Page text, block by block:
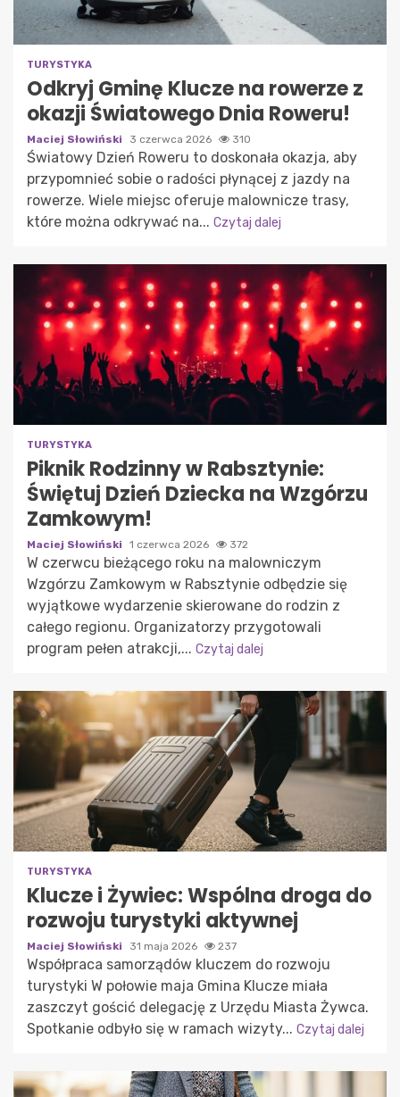
TURYSTYKA
Odkryj Gminę Klucze na rowerze z
okazji Światowego Dnia Roweru!
Maciej Słowiński 3 czerwca 2026 310
Światowy Dzień Roweru to doskonała okazja, aby
przypomnieć sobie o radości płynącej z jazdy na
rowerze. Wiele miejsc oferuje malownicze trasy,
które można odkrywać na... Czytaj dalej
TURYSTYKA
Piknik Rodzinny w Rabsztynie:
Świętuj Dzień Dziecka na Wzgórzu
Zamkowym!
Maciej Słowiński 1 czerwca 2026 372
W czerwcu bieżącego roku na malowniczym
Wzgórzu Zamkowym w Rabsztynie odbędzie się
wyjątkowe wydarzenie skierowane do rodzin z
całego regionu. Organizatorzy przygotowali
program pełen atrakcji,... Czytaj dalej
TURYSTYKA
Klucze i Żywiec: Wspólna droga do
rozwoju turystyki aktywnej
Maciej Słowiński 31 maja 2026 237
Współpraca samorządów kluczem do rozwoju
turystyki W połowie maja Gmina Klucze miała
zaszczyt gościć delegację z Urzędu Miasta Żywca.
Spotkanie odbyło się w ramach wizyty... Czytaj dalej